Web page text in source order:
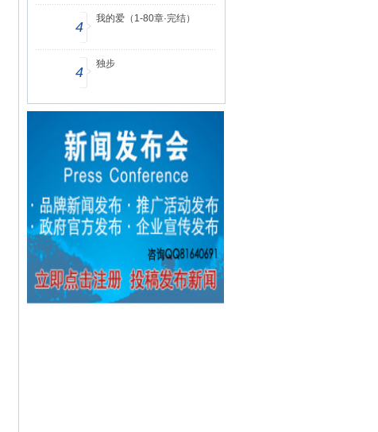
4
我的爱（1-80章·完结）
4
独步